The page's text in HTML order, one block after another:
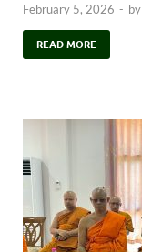
February 5, 2026 - by
READ MORE